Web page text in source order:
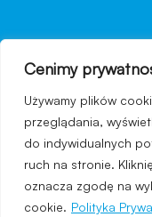
Cenimy
Używamy plików
przeglądania,
do indywidualnych
ruch na stronie.
oznacza zgodę na
cookie. Polityka